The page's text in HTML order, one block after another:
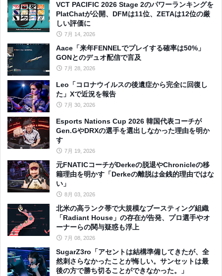
VCT PACIFIC 2026 Stage 2のパワーランキングを
PlatChatが公開、DFMは11位、ZETAは12位の厳
しい評価に
7月 14, 2026
Aace「来年FENNELでプレイする確率は50%」
GONとのデュオ配信で言及
7月 28, 2026
Leo「コロナウイルスの後遺症から完全に回復し
た」Xで近況を報告
7月 30, 2026
Esports Nations Cup 2026 韓国代表コーチが
Gen.GやDRXの選手を選出しなかった理由を明か
す
7月 19, 2026
元FNATICコーチがDerkeの脱退やChronicleの移
籍理由を明かす「Derkeの離脱は金銭的理由ではな
い」
8月 03, 2026
北米の高ランク帯で大規模なブースティング組織
「Radiant House」の存在が告発、プロ選手やオ
ーナーらの関与疑惑も浮上
7月 08, 2026
SugarZ3ro「アセントは結構準備してきたが、全
然刺さらなかったことが悔しい。サンセットは最
後の方で勝ち切ることができなかった。」